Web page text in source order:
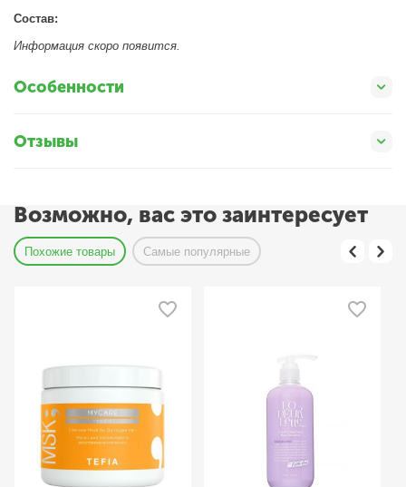
Состав:
Информация скоро появится.
Особенности
Отзывы
Возможно, вас это заинтересует
Похожие товары Самые популярные